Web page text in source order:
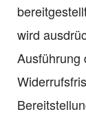
wird
Ausführung